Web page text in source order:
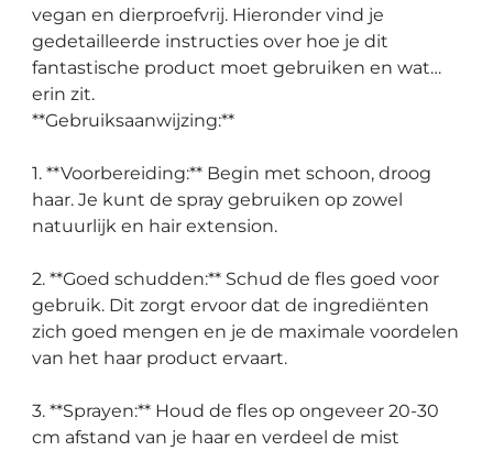
vegan en dierproefvrij. Hieronder vind je
gedetailleerde instructies over hoe je dit
fantastische product moet gebruiken en wat
erin zit.
**Gebruiksaanwijzing:**
1. **Voorbereiding:** Begin met schoon, droog
haar. Je kunt de spray gebruiken op zowel
natuurlijk en hair extension.
2. **Goed schudden:** Schud de fles goed voor
gebruik. Dit zorgt ervoor dat de ingrediënten
zich goed mengen en je de maximale voordelen
van het haar product ervaart.
3. **Sprayen:** Houd de fles op ongeveer 20-30
cm afstand van je haar en verdeel de mist